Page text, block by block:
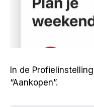
In de
“Aankopen”.